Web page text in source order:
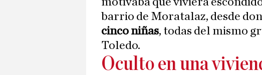
barrio de Moratalaz, desde
cinco niñas, todas del mismo
Toledo.
Oculto en una